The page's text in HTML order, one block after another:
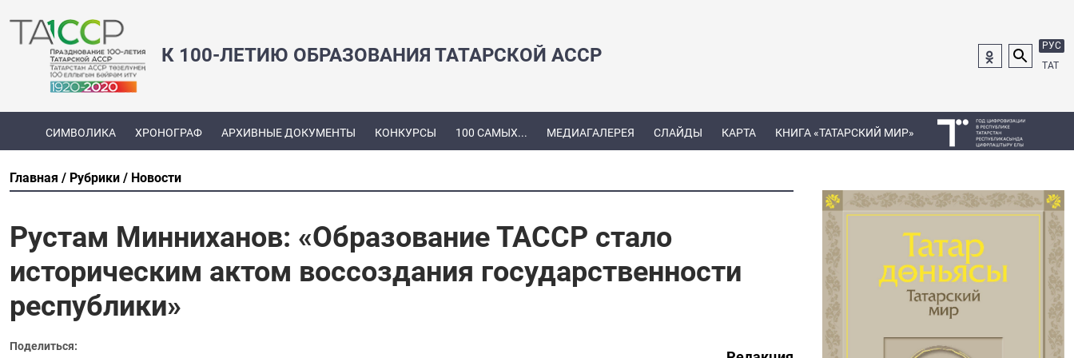
К 100-ЛЕТИЮ ОБРАЗОВАНИЯ ТАТАРСКОЙ АССР
РУС
ТАТ
СИМВОЛИКА ХРОНОГРАФ АРХИВНЫЕ ДОКУМЕНТЫ КОНКУРСЫ 100 САМЫХ... МЕДИАГАЛЕРЕЯ СЛАЙДЫ КАРТА КНИГА «ТАТАРСКИЙ МИР»
Главная Рубрики Новости
Рустам Минниханов: «Образование ТАССР стало
историческим актом воссоздания государственности
республики»
Поделиться: